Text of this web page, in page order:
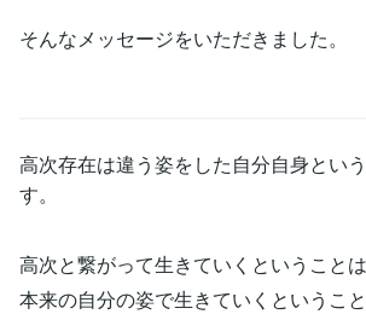
そんなメッセージをいただきました。
高次存在は違う姿をした自分自身とい
す。
高次と繋がって生きていくということは
本来の自分の姿で生きていくということ